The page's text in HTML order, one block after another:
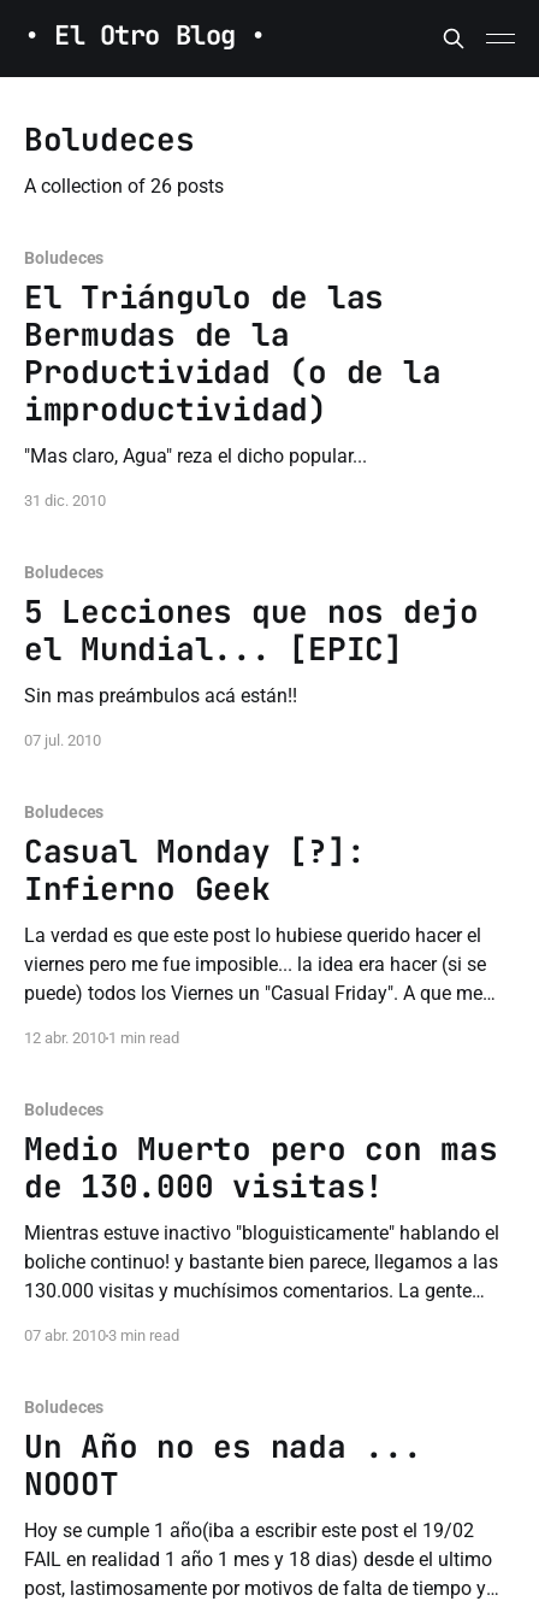
• El Otro Blog •
Boludeces
A collection of 26 posts
Boludeces
El Triángulo de las
Bermudas de la
Productividad (o de la
improductividad)
"Mas claro, Agua" reza el dicho popular...
31 dic. 2010
Boludeces
5 Lecciones que nos dejo
el Mundial... [EPIC]
Sin mas preámbulos acá están!!
07 jul. 2010
Boludeces
Casual Monday [?]:
Infierno Geek
La verdad es que este post lo hubiese querido hacer el
viernes pero me fue imposible... la idea era hacer (si se
puede) todos los Viernes un "Casual Friday". A que me
de humor o alguna imagen
12 abr. 2010 1 min read
Boludeces
Medio Muerto pero con mas
de 130.000 visitas!
Mientras estuve inactivo "bloguisticamente" hablando el
boliche continuo! y bastante bien parece, llegamos a las
130.000 visitas y muchísimos comentarios. La gente
desde lugares remotos como Alaska, Maldivas, Indonesia,
07 abr. 20103 min read
Boludeces
Un Año no es nada ...
NOOOT
Hoy se cumple 1 año(iba a escribir este post el 19/02
FAIL en realidad 1 año 1 mes y 18 dias) desde el ultimo
post, lastimosamente por motivos de falta de tiempo y